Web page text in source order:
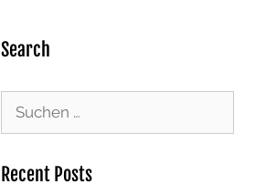
Search
Recent Posts